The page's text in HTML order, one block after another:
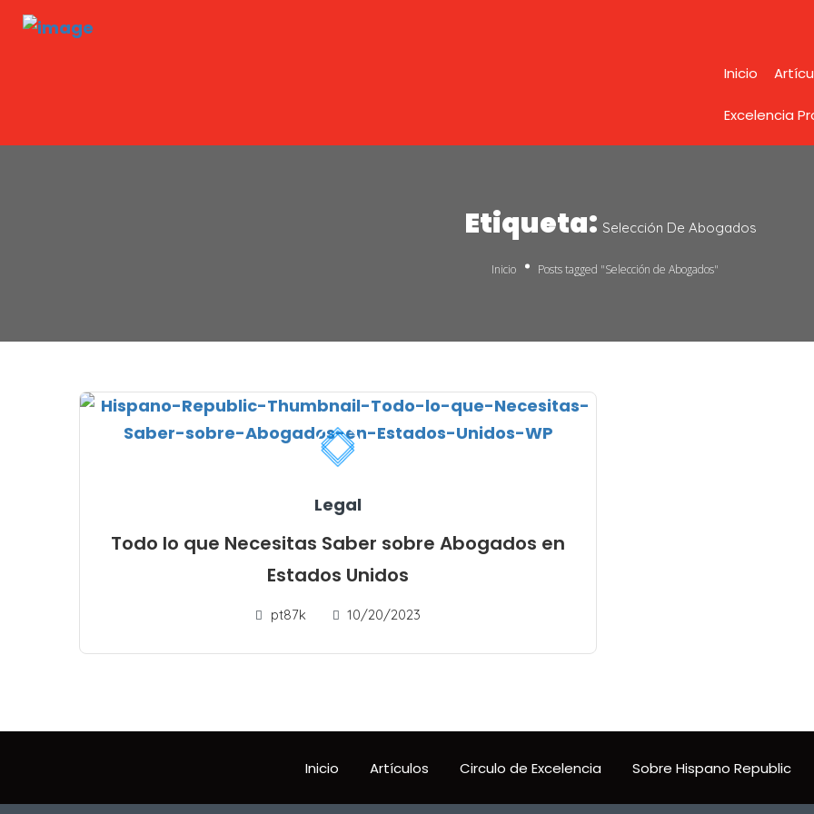
Inicio
Excelencia
Etiqueta: Selección De Abogados
Inicio Posts tagged "Selección de Abogados"
Legal
Todo lo que Necesitas Saber sobre Abogados en
Estados Unidos
pt87k 10/20/2023
Inicio Artículos Circulo de Excelencia Sobre Hispano Republic